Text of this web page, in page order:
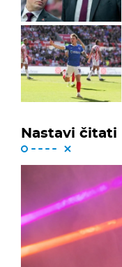
Nastavi čitati